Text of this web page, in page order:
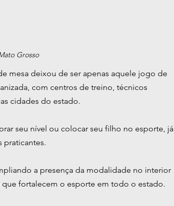
Grosso
mesa deixou de ser apenas aquele jogo de
com centros de treino, técnicos
cidades do estado.
seu nível ou colocar seu filho no esporte, já
praticantes.
a presença da modalidade no interior
fortalecem o esporte em todo o estado.